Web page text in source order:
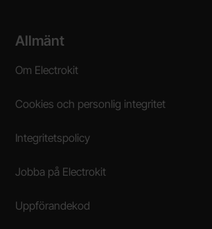
Sidfot Blandad info och länkar
Allmänt
Om Electrokit
Cookies och personlig integritet
Integritetspolicy
Jobba på Electrokit
Uppförandekod